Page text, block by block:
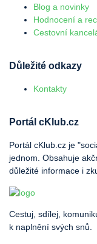
Blog a novinky
Hodnocení a
Cestovní
Důležité odkazy
Kontakty
Portál cKlub.cz
Portál cKlub.cz je
jednom. Obsahuje
důležité informace i
Cestuj, sdílej,
k naplnění svých snů.